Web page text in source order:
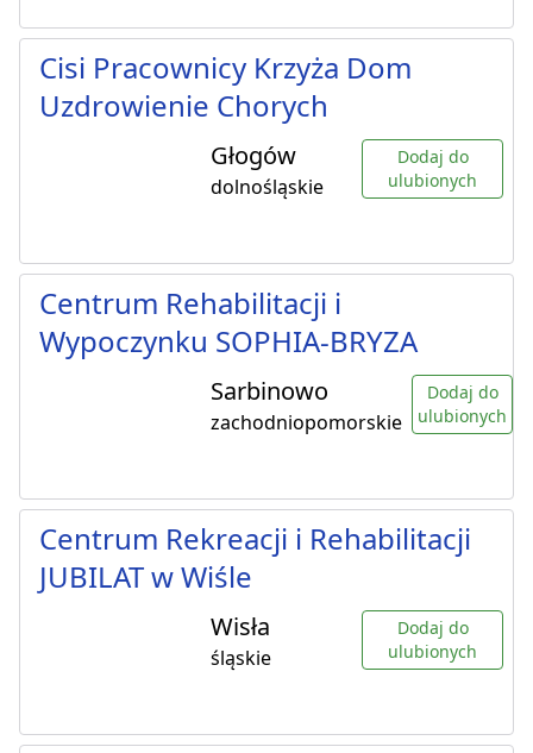
Cisi Pracownicy Krzyża Dom
Uzdrowienie Chorych
Głogów
dolnośląskie
Dodaj do
ulubionych
Centrum Rehabilitacji i
Wypoczynku SOPHIA-BRYZA
Sarbinowo
zachodniopomorskie
Dodaj do
ulubionych
Centrum Rekreacji i Rehabilitacji
JUBILAT w Wiśle
Wisła
śląskie
Dodaj do
ulubionych